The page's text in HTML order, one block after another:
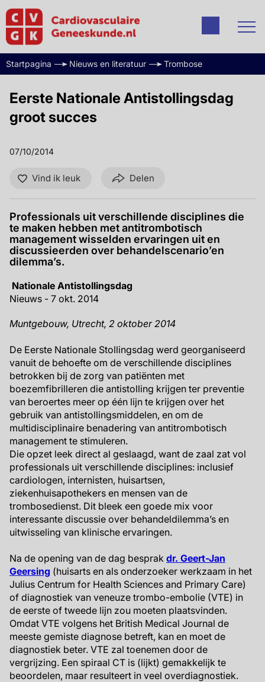
Startpagina Nieuws en literatuur Trombose
Eerste Nationale Antistollingsdag
groot succes
07/10/2014
Vind ik leuk Delen
Professionals uit verschillende disciplines die
te maken hebben met antitrombotisch
management wisselden ervaringen uit en
discussieerden over behandelscenario’en
dilemma’s.
Nationale Antistollingsdag
Nieuws - 7 okt. 2014
Muntgebouw, Utrecht, 2 oktober 2014
De Eerste Nationale Stollingsdag werd georganiseerd
vanuit de behoefte om de verschillende disciplines
betrokken bij de zorg van patiënten met
boezemfibrilleren die antistolling krijgen ter preventie
van beroertes meer op één lijn te krijgen over het
gebruik van antistollingsmiddelen, en om de
multidisciplinaire benadering van antitrombotisch
management te stimuleren.
Die opzet leek direct al geslaagd, want de zaal zat vol
professionals uit verschillende disciplines: inclusief
cardiologen, internisten, huisartsen,
ziekenhuisapothekers en mensen van de
trombosedienst. Dit bleek een goede mix voor
interessante discussie over behandeldilemma’s en
uitwisseling van klinische ervaringen.
Na de opening van de dag besprak dr. Geert-Jan
Geersing (huisarts en als onderzoeker werkzaam in het
Julius Centrum for Health Sciences and Primary Care)
of diagnostiek van veneuze trombo-embolie (VTE) in
de eerste of tweede lijn zou moeten plaatsvinden.
Omdat VTE volgens het British Medical Journal de
meeste gemiste diagnose betreft, kan en moet de
diagnostiek beter. VTE zal toenemen door de
vergrijzing. Een spiraal CT is (lijkt) gemakkelijk te
beoordelen, maar resulteert in veel overdiagnostiek.